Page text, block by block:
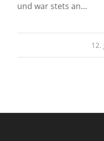
und war stets an…
12.